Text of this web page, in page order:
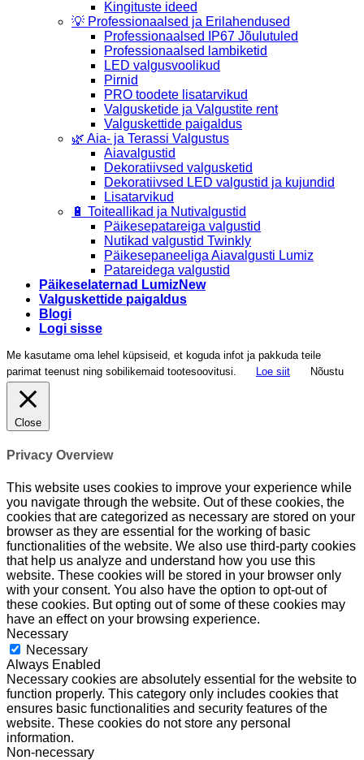
Kingituste ideed
💡 Professionaalsed ja Erilahendused
Professionaalsed IP67 Jõulutuled
Professionaalsed lambiketid
LED valgusvoolikud
Pirnid
PRO toodete lisatarvikud
Valgusketide ja Valgustite rent
Valguskettide paigaldus
🌿 Aia- ja Terassi Valgustus
Aiavalgustid
Dekoratiivsed valgusketid
Dekoratiivsed LED valgustid ja kujundid
Lisatarvikud
🔋 Toiteallikad ja Nutivalgustid
Päikesepatareiga valgustid
Nutikad valgustid Twinkly
Päikesepaneeliga Aiavalgusti Lumiz
Patareidega valgustid
Päikeselaternad Lumiz
Valguskettide paigaldus
Blogi
Logi sisse
Me kasutame oma lehel küpsiseid, et koguda infot ja pakkuda teile
parimat teenust ning sobilikemaid tootesoovitusi.
Loe siit Nõustu
Close
Privacy Overview
This website uses cookies to improve your experience while
you navigate through the website. Out of these cookies, the
cookies that are categorized as necessary are stored on your
browser as they are essential for the working of basic
functionalities of the website. We also use third-party cookies
that help us analyze and understand how you use this
website. These cookies will be stored in your browser only
with your consent. You also have the option to opt-out of
these cookies. But opting out of some of these cookies may
have an effect on your browsing experience.
Necessary
Necessary
Always Enabled
Necessary cookies are absolutely essential for the website to
function properly. This category only includes cookies that
ensures basic functionalities and security features of the
website. These cookies do not store any personal
information.
Non-necessary